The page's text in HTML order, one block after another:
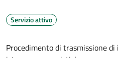
Servizio attivo
Procedimento di trasmissione